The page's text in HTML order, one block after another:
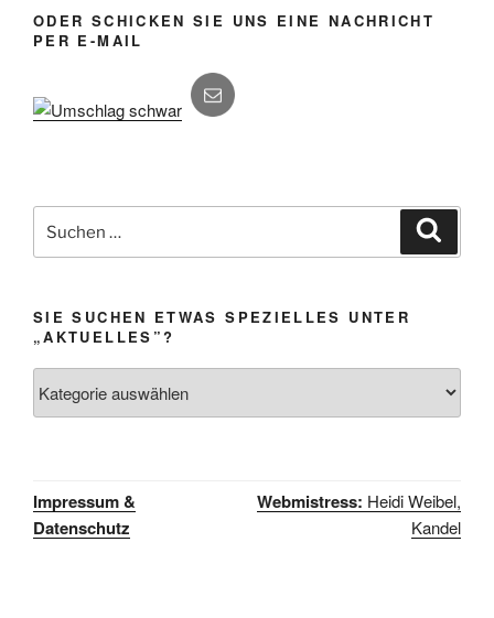
ODER SCHICKEN SIE UNS EINE NACHRICHT
PER E-MAIL
nach:
SIE SUCHEN ETWAS SPEZIELLES UNTER
„AKTUELLES”?
suchen
„Aktuelles”?
Impressum &
Datenschutz
Webmistress: Heidi Weibel,
Kandel